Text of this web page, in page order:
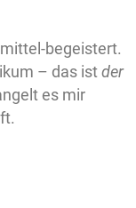
begeistert.
– das istder
es mir